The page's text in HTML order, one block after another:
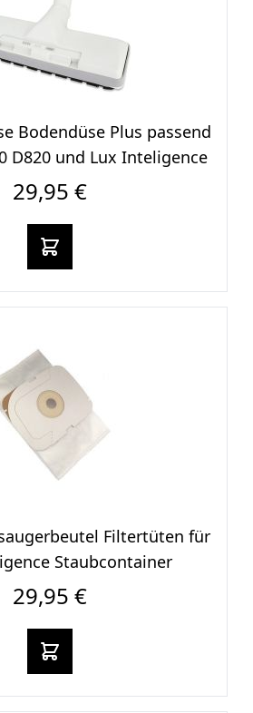
Bodendüse Plus passend
D820 und Lux Inteligence
29,95 €
In den warenkorb
Filtertüten für
Staubcontainer
29,95 €
In den warenkorb